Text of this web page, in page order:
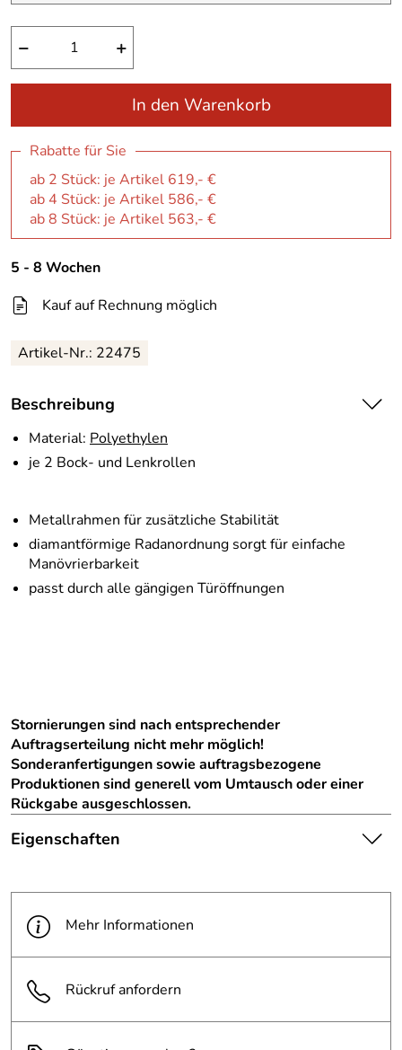
− +
In den Warenkorb
Rabatte für Sie
ab 2 Stück: je Artikel 619,- €
ab 4 Stück: je Artikel 586,- €
ab 8 Stück: je Artikel 563,- €
5 - 8 Wochen
Kauf auf Rechnung möglich
Artikel-Nr.: 22475
Beschreibung
Material: Polyethylen
je 2 Bock- und Lenkrollen
Metallrahmen für zusätzliche Stabilität
diamantförmige Radanordnung sorgt für einfache
Manövrierbarkeit
passt durch alle gängigen Türöffnungen
Stornierungen sind nach entsprechender
Auftragserteilung nicht mehr möglich!
Sonderanfertigungen sowie auftragsbezogene
Produktionen sind generell vom Umtausch oder einer
Rückgabe ausgeschlossen.
Eigenschaften
Hinweis
Produktbilder:
stellt keine verbindliche
beachten Sie die
Textbeschreibung.
Farbe:
weiß
Mehr Informationen
Rückruf anfordern